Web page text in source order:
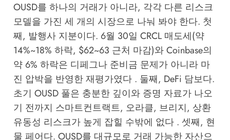
OUSD를 하나의 거래가 아니라, 각각 다른 리스크
모델을 가진 세 개의 시장으로 나눠 봐야 한다. 첫
째, 발행사 지분이다. 6월 30일 CRCL 매도세(약
14%~18% 하락, $62~63 근처 마감)와 Coinbase의
약 6% 하락은 디페그나 준비금 문제가 아니라 마
진 압박을 반영한 재평가였다 . 둘째, DeFi 담보다.
초기 OUSD 풀은 충분한 깊이와 증명 자료가 나오
기 전까지 스마트컨트랙트, 오라클, 브리지, 상환
유동성 리스크가 높게 잡힐 수밖에 없다 . 셋째, 현
물 페어다. OUSD를 대규모로 거래 가능한 자산으